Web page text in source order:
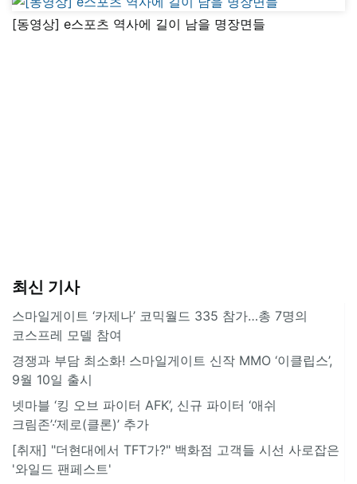
[동영상] e스포츠 역사에 길이 남을 명장면들
최신 기사
스마일게이트 ‘카제나’ 코믹월드 335 참가…총 7명의
코스프레 모델 참여
경쟁과 부담 최소화! 스마일게이트 신작 MMO ‘이클립스’,
9월 10일 출시
넷마블 ‘킹 오브 파이터 AFK’, 신규 파이터 ‘애쉬
크림존’·‘제로(클론)’ 추가
[취재] "더현대에서 TFT가?" 백화점 고객들 시선 사로잡은
'와일드 팬페스트'